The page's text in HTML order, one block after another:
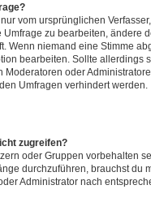
vom ursprünglichen
zu bearbeiten, ändere
Wenn niemand eine Stimme
bearbeiten. Sollte allerdings
oder
Umfragen verhindert werden.
zugreifen?
oder Gruppen vorbehalten
durchzuführen, brauchst du
Administrator nach